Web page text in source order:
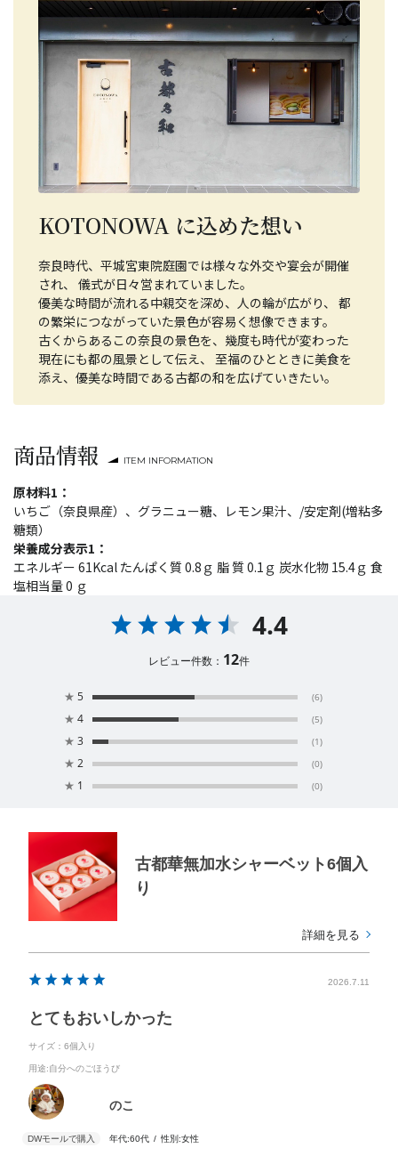
KOTONOWA に込めた想い
奈良時代、平城宮東院庭園では様々な外交や宴会が開催
され、 儀式が日々営まれていました。
優美な時間が流れる中親交を深め、人の輪が広がり、 都
の繁栄につながっていた景色が容易く想像できます。
古くからあるこの奈良の景色を、幾度も時代が変わった
現在にも都の風景として伝え、 至福のひとときに美食を
添え、優美な時間である古都の和を広げていきたい。
商品情報 ITEM INFORMATION
原材料1：
いちご（奈良県産）、グラニュー糖、レモン果汁、/安定剤(増粘多
糖類）
栄養成分表示1：
エネルギー 61Kcal たんぱく質 0.8ｇ 脂 質 0.1ｇ 炭水化物 15.4ｇ 食
塩相当量 0 ｇ
4.4
レビュー件数： 12件
★ 5 (6)
★ 4 (5)
★ 3 (1)
★ 2 (0)
★ 1 (0)
古都華無加水シャーベット6個入
り
詳細を見る
2026.7.11
とてもおいしかった
サイズ：6個入り
用途:自分へのごほうび
のこ
年代:60代 性別:女性